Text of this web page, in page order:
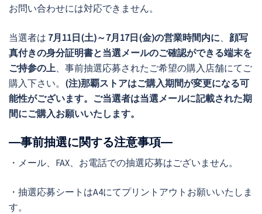
お問い合わせには対応できません。
当選者は 7月11日(土)～7月17日(金)の営業時間内に、 顔写
真付きの身分証明書と当選メールのご確認ができる端末を
ご持参の上、事前抽選応募されたご希望の購入店舗にてご
購入下さい。 (注)那覇ストアはご購入期間が変更になる可
能性がございます。ご当選者は当選メールに記載された期
間にご購入お願いいたします。
―事前抽選に関する注意事項―
・メール、FAX、お電話での抽選応募はございません。
・抽選応募シートはA4にてプリントアウトお願いいたしま
す。